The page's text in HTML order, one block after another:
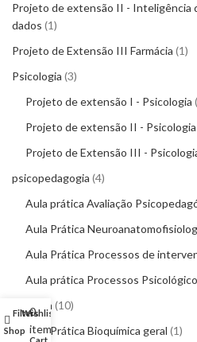
Projeto de extensão II - Inteligência
dados 1
Projeto de Extensão III Farmácia 1
Psicologia 3
Projeto de extensão I - Psicologia
Projeto de extensão II - Psicologia
Projeto de Extensão III -
psicopedagogia 4
Aula prática Avaliação
Aula Prática
Aula Prática Processos de
Aula prática Processos
Química 10
Aula Prática Bioquímica geral 1
Shop
Filters
Wishlist
0
items
Cart
My account